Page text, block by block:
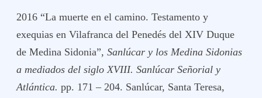
2016 “La muerte en el camino. Testamento y
exequias en Vilafranca del Penedés del XIV Duque
de Medina Sidonia”,Sanlúcar y los Medina Sidonias
a mediados del siglo XVIII. Sanlúcar Señorial y
Atlántica. pp. 171 – 204. Sanlúcar, Santa Teresa,